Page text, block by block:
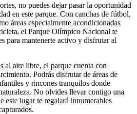
no puedes dejar pasar la oportunidad
en este parque. Con canchas de fútbol,
áreas especialmente acondicionadas
el Parque Olímpico Nacional te
para mantenerte activo y disfrutar al
al aire libre, el parque cuenta con
Podrás disfrutar de áreas de
y rincones tranquilos donde
No olvides llevar contigo una
este lugar te regalará innumerables